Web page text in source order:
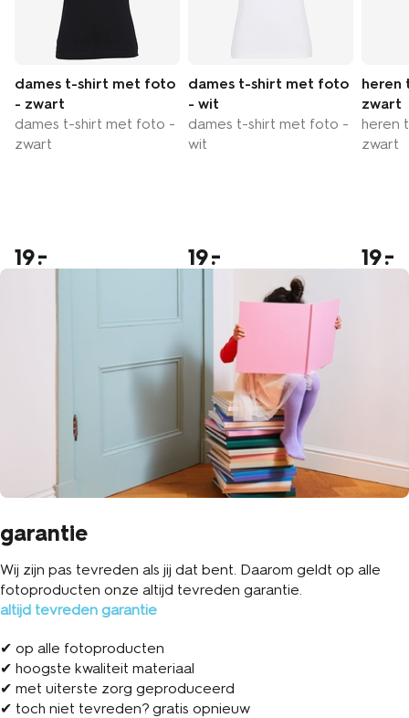
dames t-shirt met foto
- zwart
dames t-shirt met foto -
zwart
19
dames t-shirt met foto
- wit
dames t-shirt met foto -
wit
19
heren
zwart
heren
zwart
19
garantie
Wij zijn pas tevreden als jij dat bent. Daarom geldt op alle
fotoproducten onze altijd tevreden garantie.
altijd tevreden garantie
✔ op alle fotoproducten
✔ hoogste kwaliteit materiaal
✔ met uiterste zorg geproduceerd
✔ toch niet tevreden? gratis opnieuw